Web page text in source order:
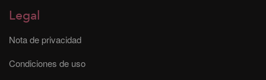
Legal
Nota de privacidad
Condiciones de uso